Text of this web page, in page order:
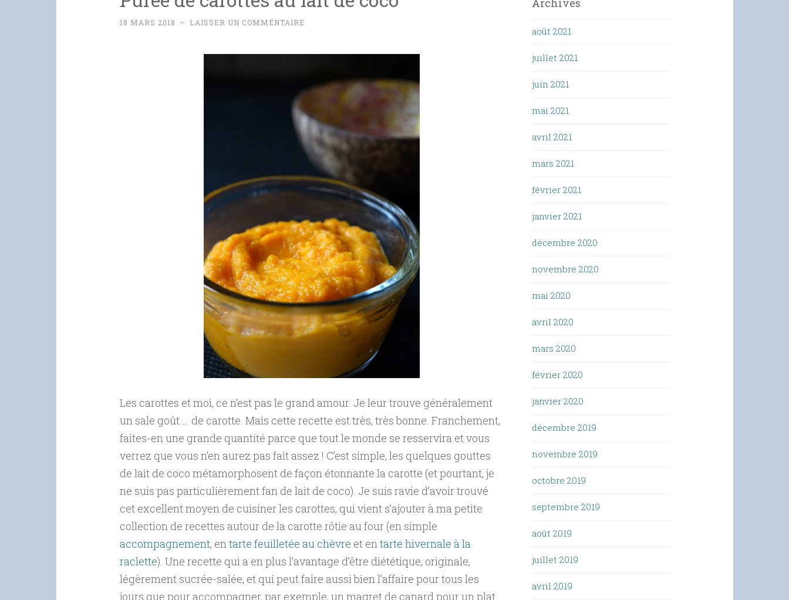
18 MARS 2018 ~ LAISSER UN COMMENTAIRE
Les carottes et moi, ce n’est pas le grand amour. Je leur trouve généralement
un sale goût…. de carotte. Mais cette recette est très, très bonne. Franchement,
faites-en une grande quantité parce que tout le monde se resservira et vous
verrez que vous n’en aurez pas fait assez ! C’est simple, les quelques gouttes
de lait de coco métamorphosent de façon étonnante la carotte (et pourtant, je
ne suis pas particulièrement fan de lait de coco). Je suis ravie d’avoir trouvé
cet excellent moyen de cuisiner les carottes, qui vient s’ajouter à ma petite
collection de recettes autour de la carotte rôtie au four (en simple
accompagnement, entarte feuilletée au chèvre et entarte hivernale à la
raclette). Une recette qui a en plus l’avantage d’être diététique, originale,
légèrement sucrée-salée, et qui peut faire aussi bien l’affaire pour tous les
jours que pour accompagner, par exemple, un magret de canard pour un plat
août 2021
juillet 2021
juin 2021
mai 2021
avril 2021
mars 2021
février 2021
janvier 2021
décembre 2020
novembre 2020
mai 2020
avril 2020
mars 2020
février 2020
janvier 2020
décembre 2019
novembre 2019
octobre 2019
septembre 2019
août 2019
juillet 2019
avril 2019